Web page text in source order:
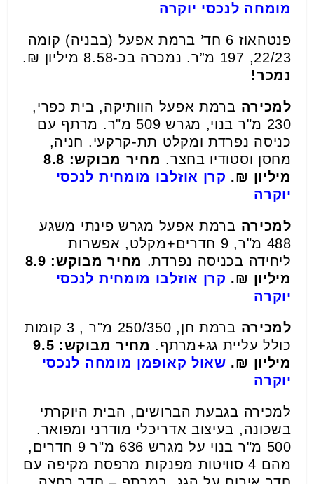
מומחה לנכסי יוקרה
פנטהאוז 6 חד’ ברמת אפעל (בבניה) קומה
22/23, 197 מ”ר. נמכרה בכ-8.58 מיליון ₪.
נמכר!
למכירה ברמת אפעל הוותיקה, בית כפרי,
230 מ"ר בנוי, מגרש 509 מ"ר. מרתף עם
כניסה נפרדת ומקלט תת-קרקעי. חניה,
מחסן וסטודיו בחצר.
מחיר מבוקש: 8.8
מיליון ₪. קרן אוזלבו מומחית לנכסי
יוקרה
למכירה ברמת אפעל מגרש פינתי משגע
488 מ"ר, 9 חדרים+מקלט, אפשרות
ליחידה בכניסה נפרדת.
מחיר מבוקש: 8.9
מיליון ₪. קרן אוזלבו מומחית לנכסי
יוקרה
למכירה
ברמת חן, 250/350 מ"ר , 3 קומות
כולל עליית גג+מרתף.
מחיר מבוקש: 9.5
מיליון ₪. שאול קאופמן מומחה לנכסי
יוקרה
למכירה בגבעת הברושים, הבית היוקרתי
בשכונה, בעיצוב אדריכלי מודרני ומפואר.
500 מ"ר בנוי על מגרש 636 מ"ר 9 חדרים,
מהם 4 סוויטות מפנקות מרפסת מקיפה עם